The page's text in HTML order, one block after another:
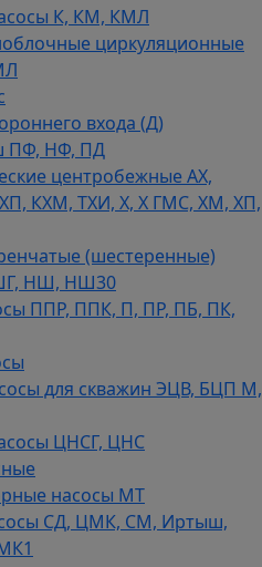
К, КМ, КМЛ
циркуляционные
входа (Д)
ПФ, НФ, ПД
центробежные АХ,
КХМ, ТХИ, Х, Х ГМС, ХМ, ХП,
(шестеренные)
НШ, НШ30
ППР, ППК, П, ПР, ПБ, ПК,
для скважин ЭЦВ, БЦП М,
ЦНСГ, ЦНС
насосы МТ
СД, ЦМК, СМ, Иртыш,